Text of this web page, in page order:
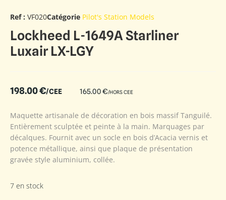
Ref : VF020Catégorie Pilot's Station Models
Lockheed L-1649A Starliner
Luxair LX-LGY
198.00€/CEE 165.00€/HORS CEE
Maquette artisanale de décoration en bois massif Tanguilé.
Entièrement sculptée et peinte à la main. Marquages par
décalques. Fournit avec un socle en bois d’Acacia vernis et
potence métallique, ainsi que plaque de présentation
gravée style aluminium, collée.
7 en stock